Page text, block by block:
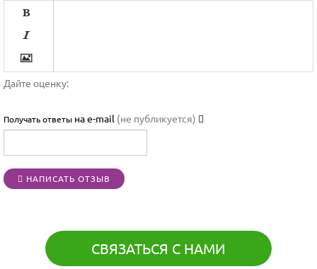







Дайте оценку:
Получать ответы на e-mail (не публикуется)
НАПИСАТЬ ОТЗЫВ
СВЯЗАТЬСЯ С НАМИ